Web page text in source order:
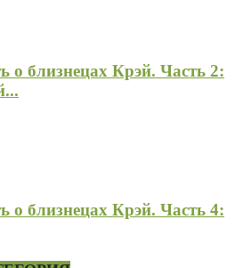
о близнецах Крэй. Часть 2:
о близнецах Крэй. Часть 4: